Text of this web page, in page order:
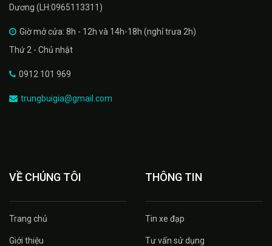
Dương (LH:0965113311)
Giờ mở cửa: 8h - 12h và 14h-18h (nghỉ trưa 2h)
Thứ 2 - Chủ nhật
0912 101 969
trungbuigia@gmail.com
VỀ CHÚNG TÔI
Trang chủ
Giới thiệu
THÔNG TIN
Tin xe đạp
Tư vấn sử dụng